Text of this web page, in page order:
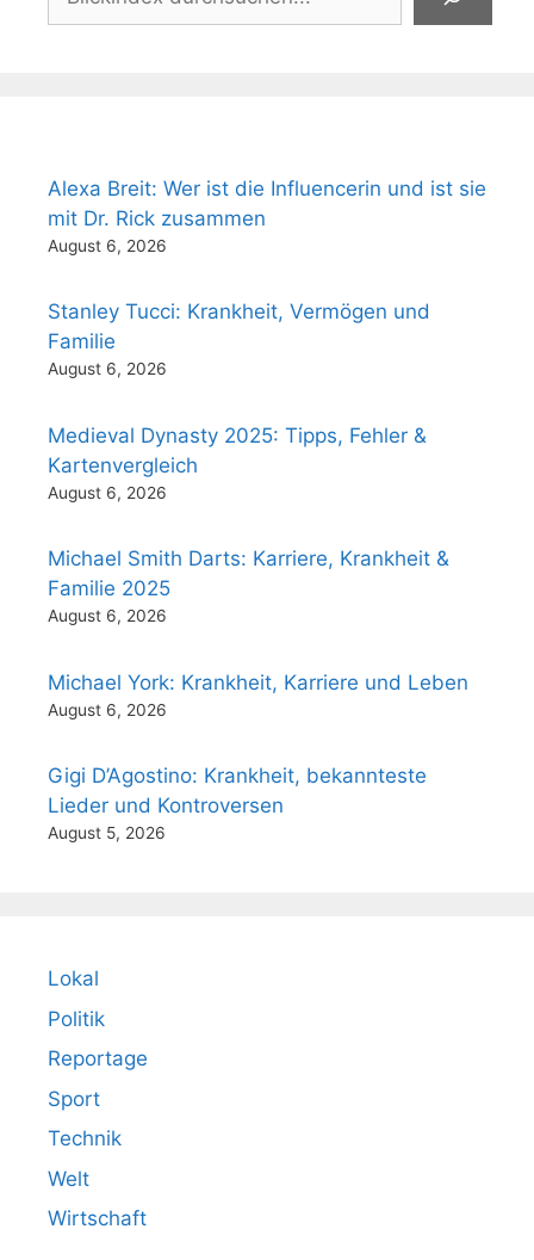
Alexa Breit: Wer ist die Influencerin und ist sie
mit Dr. Rick zusammen
August 6, 2026
Stanley Tucci: Krankheit, Vermögen und
Familie
August 6, 2026
Medieval Dynasty 2025: Tipps, Fehler &
Kartenvergleich
August 6, 2026
Michael Smith Darts: Karriere, Krankheit &
Familie 2025
August 6, 2026
Michael York: Krankheit, Karriere und Leben
August 6, 2026
Gigi D’Agostino: Krankheit, bekannteste
Lieder und Kontroversen
August 5, 2026
Lokal
Politik
Reportage
Sport
Technik
Welt
Wirtschaft